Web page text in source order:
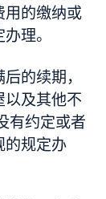
用的缴纳或
理。
的续期，
以及其他不
有约定或者
的规定办